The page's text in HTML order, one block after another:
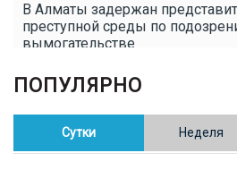
В Алматы задержан
преступной среды по
вымогательстве
ОБЩЕСТВО
Полицейские пресекли
конопли в Таразе
ПОПУЛЯРНО
Сутки Неделя